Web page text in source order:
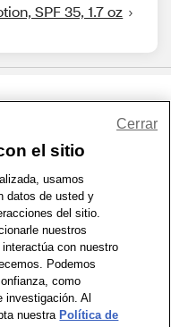
SPF 35, 1.7 oz
de Uso | Accesibilidad
Policy | Mapa del sitio
2026 CVS.com
el sitio
usamos
datos de usted y
del sitio.
nuestros
con nuestro
Podemos
como
investigación. Al
nuestra Política de
Cerrar